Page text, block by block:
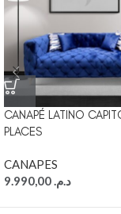
CANAPÉ LATINO
PLACES
CANAPES
د.م.